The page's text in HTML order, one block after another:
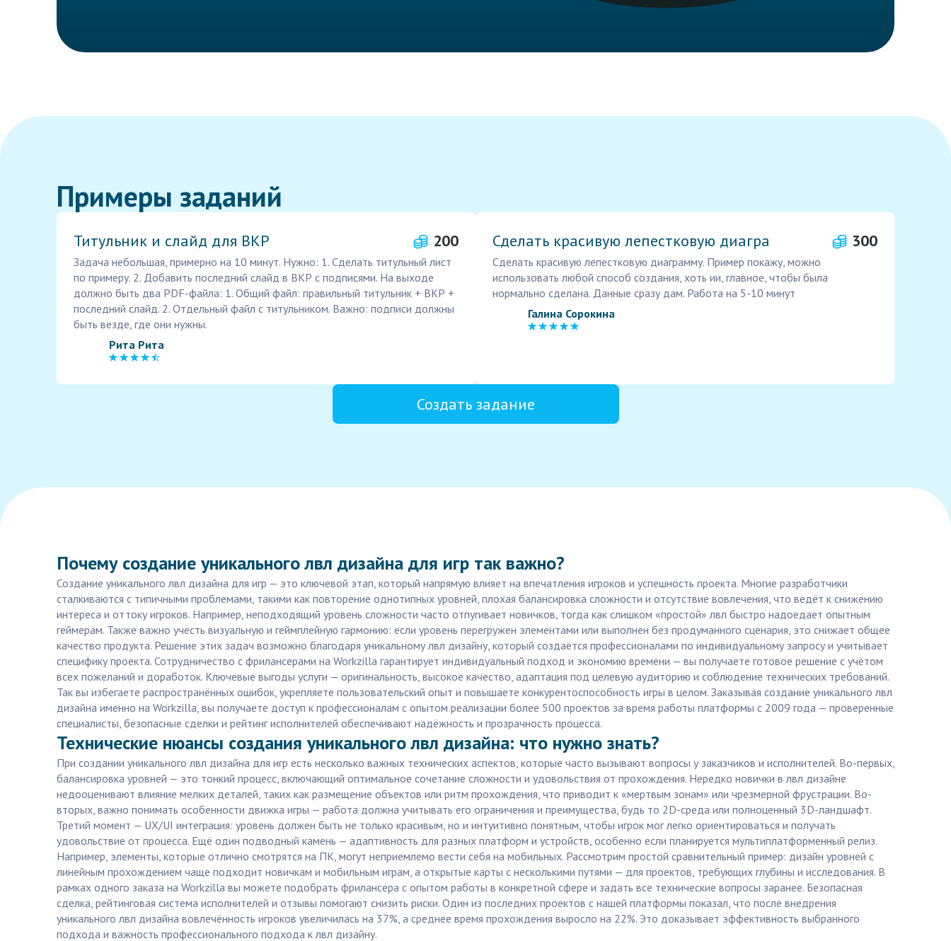
Примеры заданий
Титульник и слайд для ВКР 200
Задача небольшая, примерно на 10 минут. Нужно: 1. Сделать титульный лист
по примеру. 2. Добавить последний слайд в ВКР с подписями. На выходе
должно быть два PDF-файла: 1. Общий файл: правильный титульник + ВКР +
последний слайд. 2. Отдельный файл с титульником. Важно: подписи должны
быть везде, где они нужны.
Рита Рита
Сделать красивую лепестковую диагра 300
Сделать красивую лепестковую диаграмму. Пример покажу, можно
использовать любой способ создания, хоть ии, главное, чтобы была
нормально сделана. Данные сразу дам. Работа на 5-10 минут
Галина Сорокина
Создать задание
Почему создание уникального лвл дизайна для игр так важно?
Создание уникального лвл дизайна для игр — это ключевой этап, который напрямую влияет на впечатления игроков и успешность проекта. Многие разработчики
сталкиваются с типичными проблемами, такими как повторение однотипных уровней, плохая балансировка сложности и отсутствие вовлечения, что ведёт к снижению
интереса и оттоку игроков. Например, неподходящий уровень сложности часто отпугивает новичков, тогда как слишком «простой» лвл быстро надоедает опытным
геймерам. Также важно учесть визуальную и геймплейную гармонию: если уровень перегружен элементами или выполнен без продуманного сценария, это снижает общее
качество продукта. Решение этих задач возможно благодаря уникальному лвл дизайну, который создаётся профессионалами по индивидуальному запросу и учитывает
специфику проекта. Сотрудничество с фрилансерами на Workzilla гарантирует индивидуальный подход и экономию времени — вы получаете готовое решение с учётом
всех пожеланий и доработок. Ключевые выгоды услуги — оригинальность, высокое качество, адаптация под целевую аудиторию и соблюдение технических требований.
Так вы избегаете распространённых ошибок, укрепляете пользовательский опыт и повышаете конкурентоспособность игры в целом. Заказывая создание уникального лвл
дизайна именно на Workzilla, вы получаете доступ к профессионалам с опытом реализации более 500 проектов за время работы платформы с 2009 года — проверенные
специалисты, безопасные сделки и рейтинг исполнителей обеспечивают надёжность и прозрачность процесса.
Технические нюансы создания уникального лвл дизайна: что нужно знать?
При создании уникального лвл дизайна для игр есть несколько важных технических аспектов, которые часто вызывают вопросы у заказчиков и исполнителей. Во-первых,
балансировка уровней — это тонкий процесс, включающий оптимальное сочетание сложности и удовольствия от прохождения. Нередко новички в лвл дизайне
недооценивают влияние мелких деталей, таких как размещение объектов или ритм прохождения, что приводит к «мертвым зонам» или чрезмерной фрустрации. Во-
вторых, важно понимать особенности движка игры — работа должна учитывать его ограничения и преимущества, будь то 2D-среда или полноценный 3D-ландшафт.
Третий момент — UX/UI интеграция: уровень должен быть не только красивым, но и интуитивно понятным, чтобы игрок мог легко ориентироваться и получать
удовольствие от процесса. Ещё один подводный камень — адаптивность для разных платформ и устройств, особенно если планируется мультиплатформенный релиз.
Например, элементы, которые отлично смотрятся на ПК, могут неприемлемо вести себя на мобильных. Рассмотрим простой сравнительный пример: дизайн уровней с
линейным прохождением чаще подходит новичкам и мобильным играм, а открытые карты с несколькими путями — для проектов, требующих глубины и исследования. В
рамках одного заказа на Workzilla вы можете подобрать фрилансера с опытом работы в конкретной сфере и задать все технические вопросы заранее. Безопасная
сделка, рейтинговая система исполнителей и отзывы помогают снизить риски. Один из последних проектов с нашей платформы показал, что после внедрения
уникального лвл дизайна вовлечённость игроков увеличилась на 37%, а среднее время прохождения выросло на 22%. Это доказывает эффективность выбранного
подхода и важность профессионального подхода к лвл дизайну.